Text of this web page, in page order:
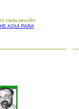
cada sección
AQUI PARA